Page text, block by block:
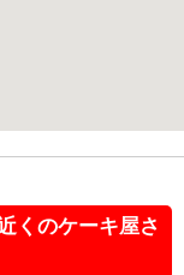
くのケーキ屋さ